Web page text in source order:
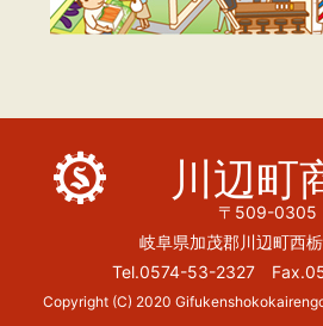
川辺町
〒509-0305
岐阜県加茂郡川辺町西
Tel.0574-53-2327
Copyright (C) 2020